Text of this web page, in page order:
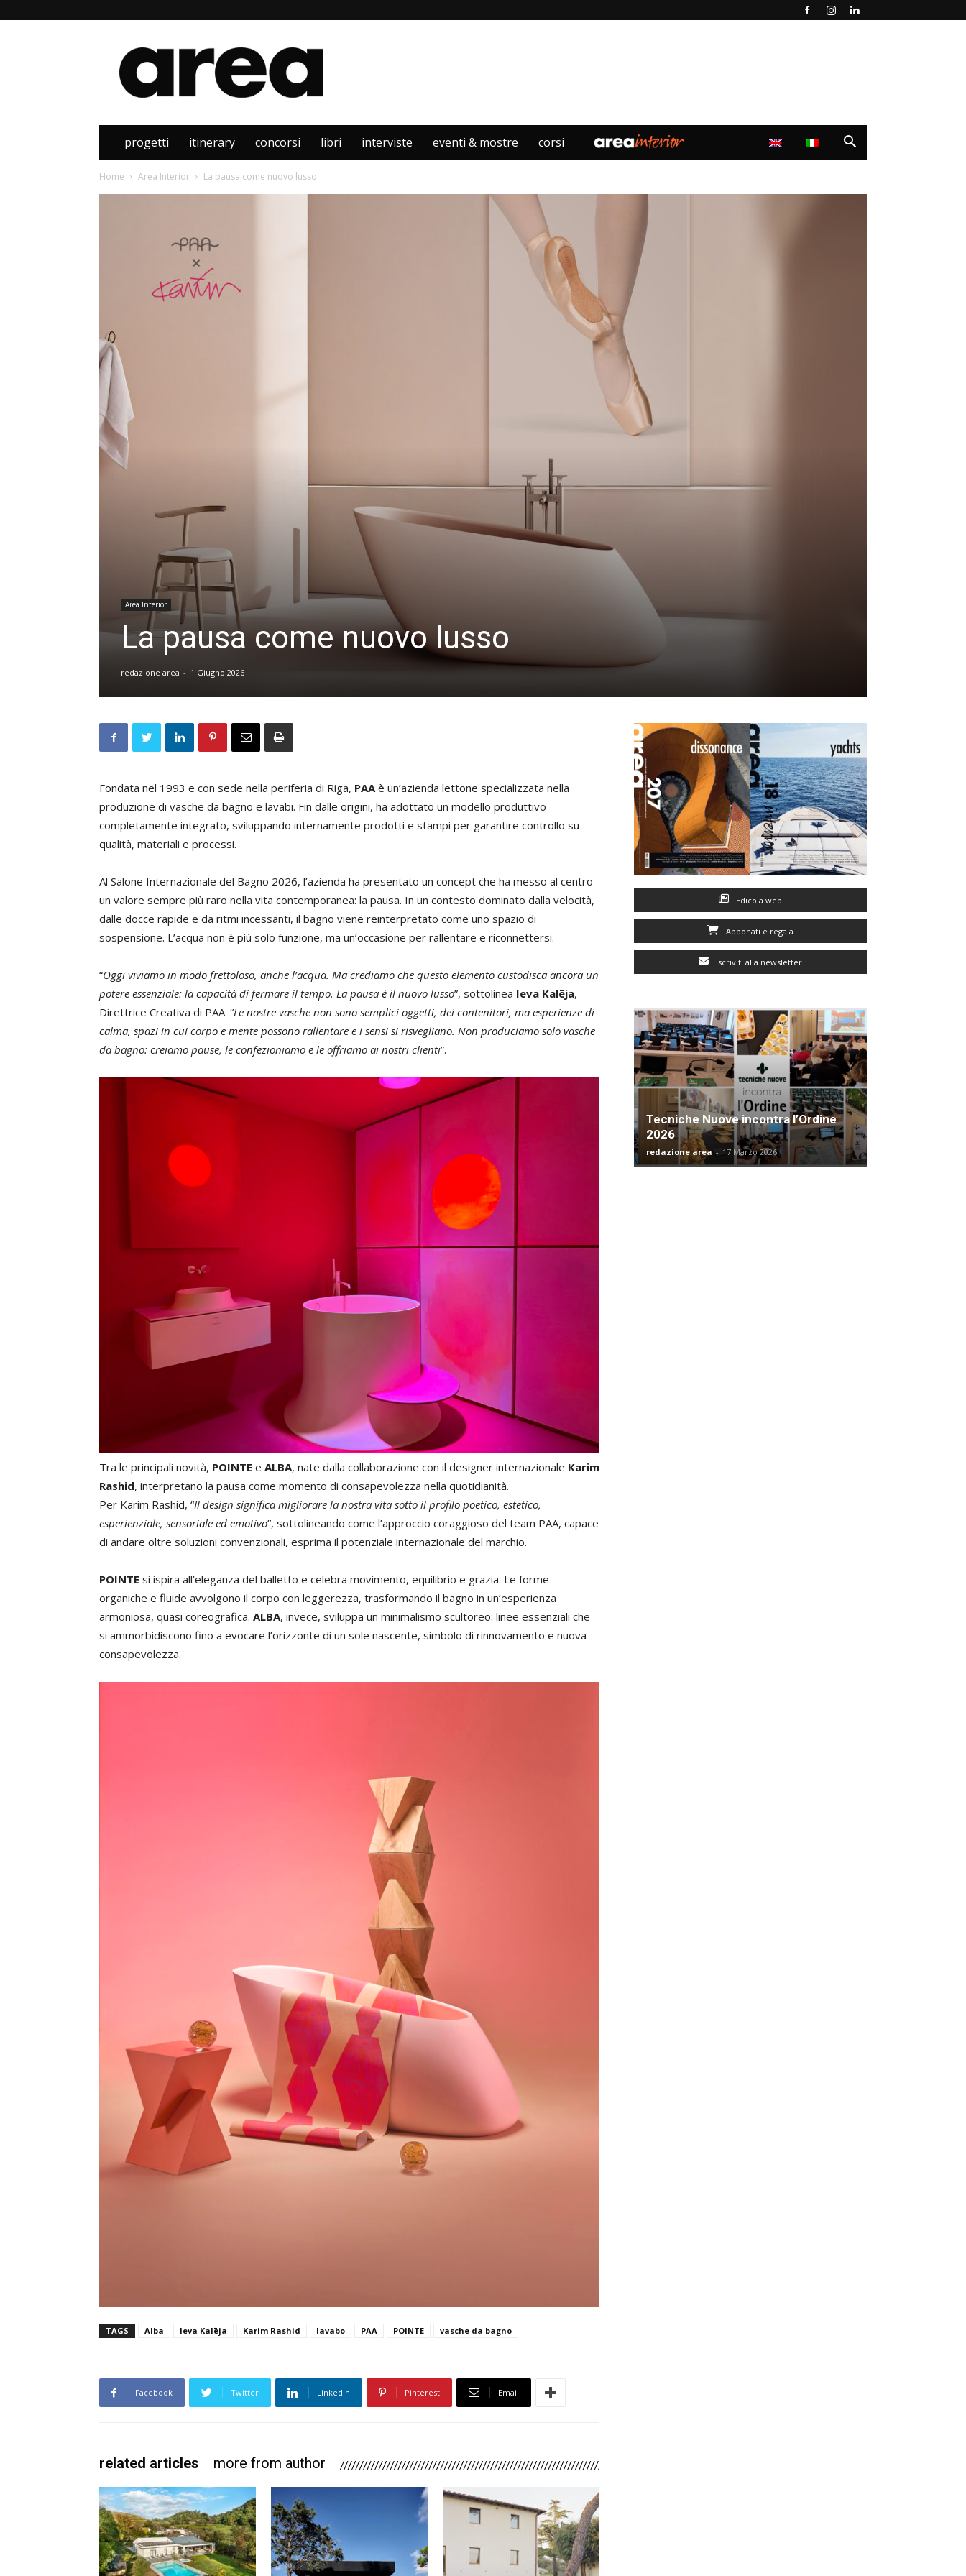
Area
progetti itinerary concorsi libri interviste eventi & mostre corsi
Home Area Interior La pausa come nuovo lusso
Area Interior
La pausa come nuovo lusso
redazione area - 1 Giugno 2026
Fondata nel 1993 e con sede nella periferia di Riga, PAAè un’azienda lettone specializzata nella
produzione di vasche da bagno e lavabi. Fin dalle origini, ha adottato un modello produttivo
completamente integrato, sviluppando internamente prodotti e stampi per garantire controllo su
qualità, materiali e processi.
Al Salone Internazionale del Bagno 2026, l’azienda ha presentato un concept che ha messo al centro
un valore sempre più raro nella vita contemporanea: la pausa. In un contesto dominato dalla velocità,
dalle docce rapide e da ritmi incessanti, il bagno viene reinterpretato come uno spazio di
sospensione. L’acqua non è più solo funzione, ma un’occasione per rallentare e riconnettersi.
“Oggi viviamo in modo frettoloso, anche l’acqua. Ma crediamo che questo elemento custodisca ancora un
potere essenziale: la capacità di fermare il tempo. La pausa è il nuovo lusso”, sottolinea Ieva Kalēja,
Direttrice Creativa di PAA. “Le nostre vasche non sono semplici oggetti, dei contenitori, ma esperienze di
calma, spazi in cui corpo e mente possono rallentare e i sensi si risvegliano. Non produciamo solo vasche
da bagno: creiamo pause, le confezioniamo e le offriamo ai nostri clienti”.
Tra le principali novità, POINTE e ALBA, nate dalla collaborazione con il designer internazionale Karim
Rashid, interpretano la pausa come momento di consapevolezza nella quotidianità.
Per Karim Rashid, “Il design significa migliorare la nostra vita sotto il profilo poetico, estetico,
esperienziale, sensoriale ed emotivo”, sottolineando come l’approccio coraggioso del team PAA, capace
di andare oltre soluzioni convenzionali, esprima il potenziale internazionale del marchio.
POINTE si ispira all’eleganza del balletto e celebra movimento, equilibrio e grazia. Le forme
organiche e fluide avvolgono il corpo con leggerezza, trasformando il bagno in un’esperienza
armoniosa, quasi coreografica. ALBA, invece, sviluppa un minimalismo scultoreo: linee essenziali che
si ammorbidiscono fino a evocare l’orizzonte di un sole nascente, simbolo di rinnovamento e nuova
consapevolezza.
TAGS Alba Ieva Kalēja Karim Rashid lavabo PAA POINTE vasche da bagno
Facebook Twitter Linkedin Pinterest Email
related articles more from author
Edicola web
Abbonati e regala
Iscriviti alla newsletter
Tecniche Nuove incontra l’Ordine
2026
redazione area - 17 Marzo 2026